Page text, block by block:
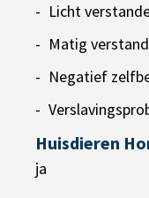
Licht
Matig
Negatief
Huisdieren
ja